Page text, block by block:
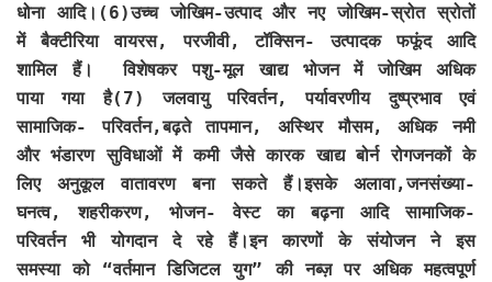
धोना आदि।(6)उच्च जोखिम-उत्पाद और नए जोखिम-स्रोत स्रोतों
में बैक्टीरिया वायरस, परजीवी, टॉक्सिन- उत्पादक फफूंद आदि
शामिल हैं। विशेषकर पशु-मूल खाद्य भोजन में जोखिम अधिक
पाया गया है(7) जलवायु परिवर्तन, पर्यावरणीय दुष्प्रभाव एवं
सामाजिक- परिवर्तन,बढ़ते तापमान, अस्थिर मौसम, अधिक नमी
और भंडारण सुविधाओं में कमी जैसे कारक खाद्य बोर्न रोगजनकों के
लिए अनुकूल वातावरण बना सकते हैं।इसके अलावा,जनसंख्या-
घनत्व, शहरीकरण, भोजन- वेस्ट का बढ़ना आदि सामाजिक-
परिवर्तन भी योगदान दे रहे हैं।इन कारणों के संयोजन ने इस
समस्या को “वर्तमान डिजिटल युग” की नब्ज़ पर अधिक महत्वपूर्ण